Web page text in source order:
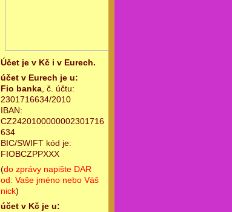
Účet je v Kč i v Eurech.
účet v Eurech je u:
Fio banka, č. účtu:
2301716634/2010
IBAN:
CZ2420100000002301716
634
BIC/SWIFT kód je:
FIOBCZPPXXX
(do zprávy napište DAR
od: Vaše jméno nebo Váš
nick)
účet v Kč je u: